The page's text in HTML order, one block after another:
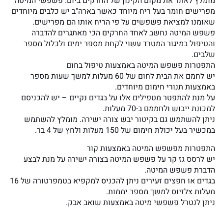
מפרישים חומר בעל ריח מיוחד כאשר בארה"ב יש כלבים מיוחדים
שאומנו למציאת פשפשים על פי הריח אותו הם מפרישים.
פשפש המיטה נחשב לאחד החרקים הכי מאתגרים להדברה
והטיפול במיגור המטרד עשוי לקחת מספר ימים ולכלול מספר
שלבים.
התפטרות פשפש המיטה באמצעות טיפול בחום
יש לחמם את הבית לחום של 60 מעלות למשך שעות מספר
באמצעות תנורי חימום מיוחדים.
על מנת להתפטר מטפילים אלו על בגדים נקיים – יש להכניסם
למכונת ייבוש ולחממם ב-70 מעלות.
ניתן להשתמש גם בקיטור יבש צורה ישירה. מומלץ להשתמש
במכשיר בעל יכולת חימום של 150 מעלות ולחץ של 4 בר.
התפטרות מפשפש המיטה באמצעות קור
יש לרסס גז קר על פשפש המיטה בצורה ישירה על מנת לבצע
הדברת פשפש המיטה.
בגדים או חפצים זעירים ניתן להכניס למקפיא בטמפרטורה של 16
מעלות צלזיוס למשך מספר יממות.
ניתן לנטרל פשפשי מיטה באמצעות שואב אבק.